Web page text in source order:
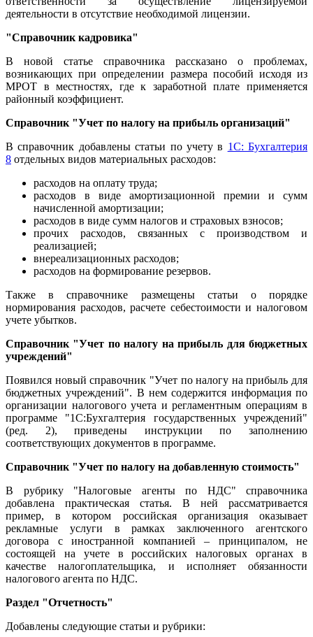
деятельности в отсутствие необходимой лицензии.
"Справочник кадровика"
В новой статье справочника рассказано о проблемах,
возникающих при определении размера пособий исходя из
МРОТ в местностях, где к заработной плате применяется
районный коэффициент.
Справочник "Учет по налогу на прибыль организаций"
В справочник добавлены статьи по учету в 1С: Бухгалтерия
8 отдельных видов материальных расходов:
расходов на оплату труда;
расходов в виде амортизационной премии и сумм
начисленной амортизации;
расходов в виде сумм налогов и страховых взносов;
прочих расходов, связанных с производством и
реализацией;
внереализационных расходов;
расходов на формирование резервов.
Также в справочнике размещены статьи о порядке
нормирования расходов, расчете себестоимости и налоговом
учете убытков.
Справочник "Учет по налогу на прибыль для бюджетных
учреждений"
Появился новый справочник "Учет по налогу на прибыль для
бюджетных учреждений". В нем содержится информация по
организации налогового учета и регламентным операциям в
программе "1С:Бухгалтерия государственных учреждений"
(ред. 2), приведены инструкции по заполнению
соответствующих документов в программе.
Справочник "Учет по налогу на добавленную стоимость"
В рубрику "Налоговые агенты по НДС" справочника
добавлена практическая статья. В ней рассматривается
пример, в котором российская организация оказывает
рекламные услуги в рамках заключенного агентского
договора с иностранной компанией – принципалом, не
состоящей на учете в российских налоговых органах в
качестве налогоплательщика, и исполняет обязанности
налогового агента по НДС.
Раздел "Отчетность"
Добавлены следующие статьи и рубрики: